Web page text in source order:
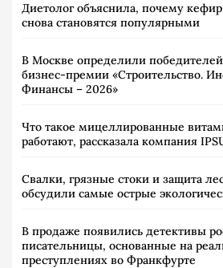
Диетолог объяснила, почему
снова становятся популярными
В Москве определили
бизнес-премии «Строительство.
Финансы – 2026»
Что такое мицеллированные
работают, рассказала компания
Свалки, грязные стоки и защита
обсудили самые острые
В продаже появились детективы
писательницы, основанные на
преступлениях во Франкфурте